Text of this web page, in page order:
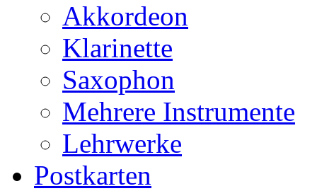
Akkordeon
Klarinette
Saxophon
Mehrere Instrumente
Lehrwerke
Postkarten